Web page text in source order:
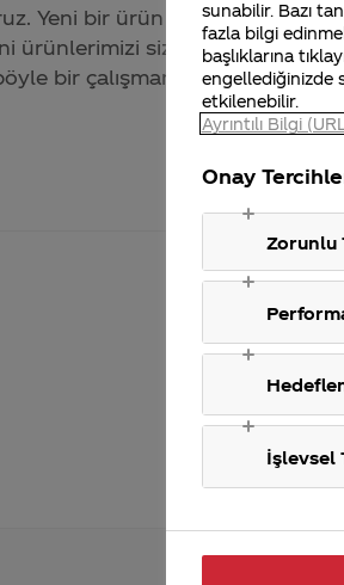
Yeni bir ürün piyasa
ürünlerimizi sizlerle
bir çalışmamız
sunabilir. Bazı
fazla bilgi
başlıklarına
engellediğinizde
etkilenebilir.
Ayrıntılı Bilgi
Onay
Zorunlu
İşlevsel